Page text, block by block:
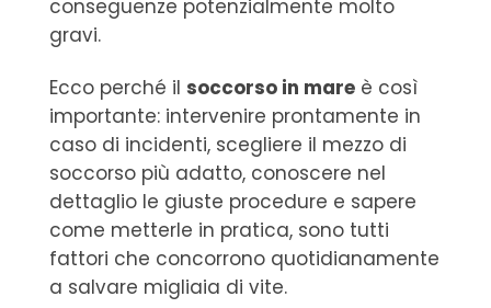
conseguenze potenzialmente molto
gravi.
Ecco perché il soccorso in mareè così
importante: intervenire prontamente in
caso di incidenti, scegliere il mezzo di
soccorso più adatto, conoscere nel
dettaglio le giuste procedure e sapere
come metterle in pratica, sono tutti
fattori che concorrono quotidianamente
a salvare migliaia di vite.